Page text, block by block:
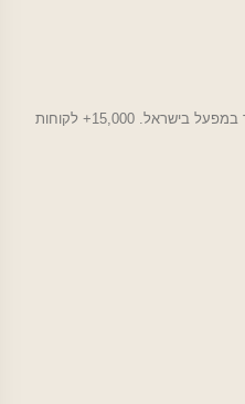
טפטים, מדבקות קיר וציפויי זכוכית. ייצור במפעל בישראל. 15,000+ לקוחות